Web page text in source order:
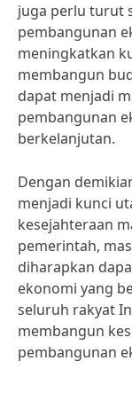
juga perlu turut
pembangunan
meningkatkan
membangun
dapat menjadi
pembangunan
berkelanjutan.
Dengan
menjadi kunci
kesejahteraan
pemerintah,
diharapkan
ekonomi yang
seluruh rakyat
membangun
pembangunan